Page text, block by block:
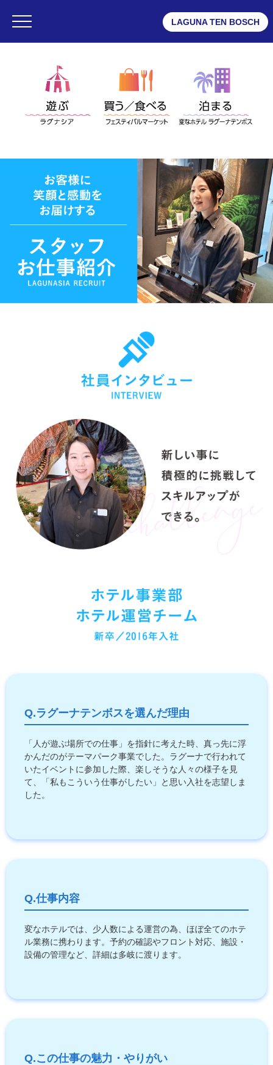
・フェスティバルマーケット
・変なホテル ラグーナテンボス
採用・アルバイト情報
・アルバイト募集
・テナント求人情報
・エンターテイメント出演者募集
LAGUNA TEN BOSCH
Q.ラグーナテンボスを選んだ理由
「人が遊ぶ場所での仕事」を指針に考えた時、真っ先に浮
かんだのがテーマパーク事業でした。ラグーナで行われて
いたイベントに参加した際、楽しそうな人々の様子を見
て、「私もこういう仕事がしたい」と思い入社を志望しま
した。
Q.仕事内容
変なホテルでは、少人数による運営の為、ほぼ全てのホテ
ル業務に携わります。予約の確認やフロント対応、施設・
設備の管理など、詳細は多岐に渡ります。
Q.この仕事の魅力・やりがい